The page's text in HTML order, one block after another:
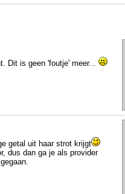
Dit is geen 'foutje' meer...
getal uit haar strot krijgt
dus dan ga je als provider